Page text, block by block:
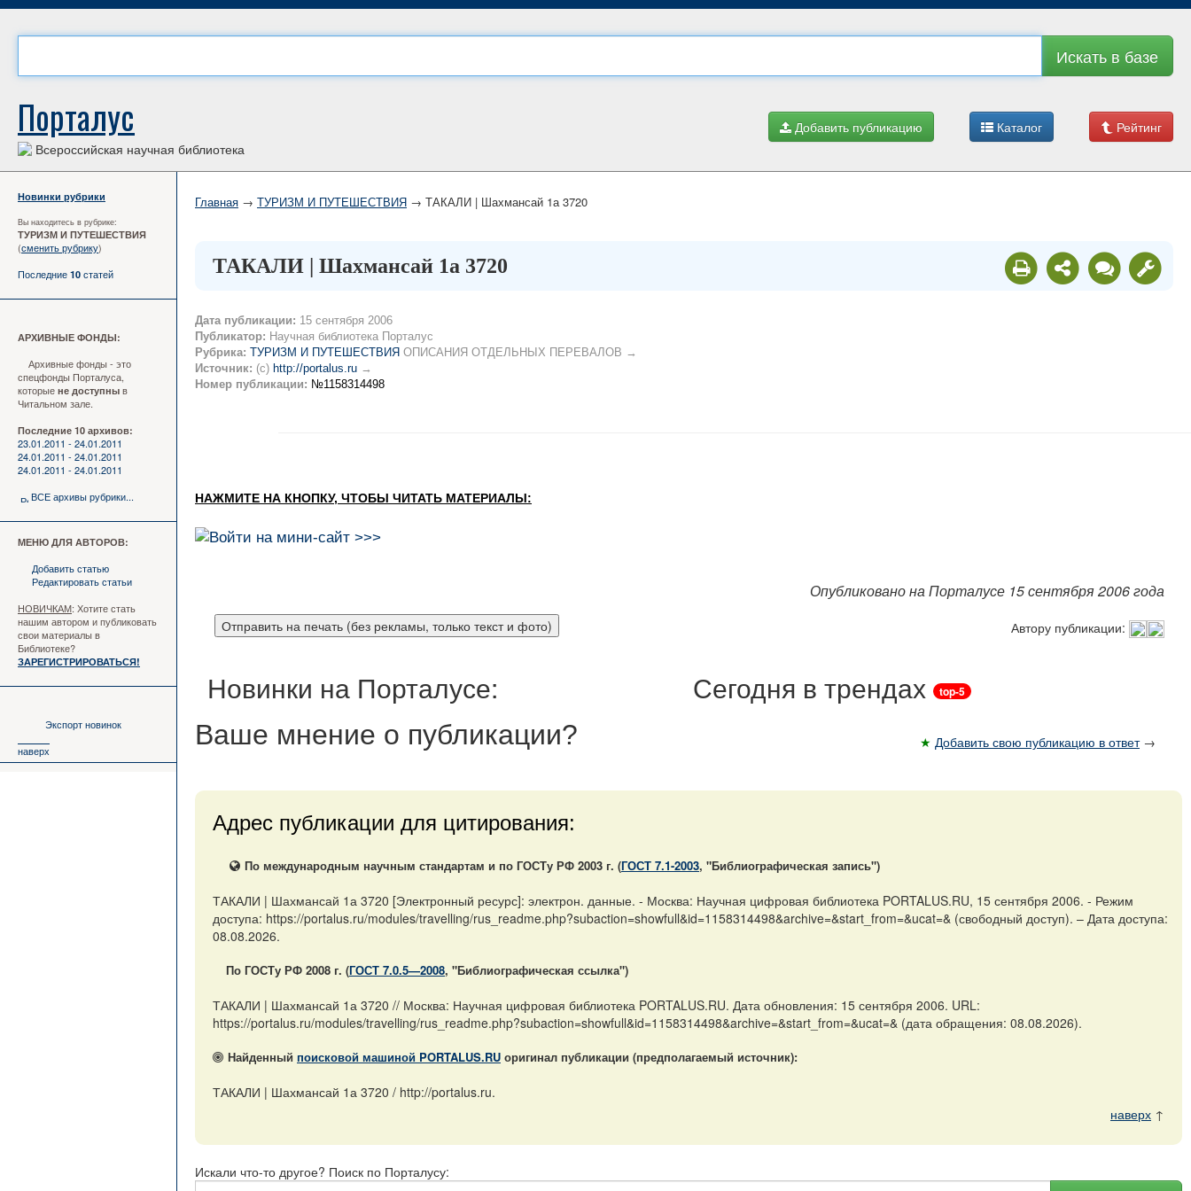
Искать в базе
Рейтинг
Каталог
Добавить публикацию
Порталус
Всероссийская научная библиотека
Новинки рубрики
Вы находитесь в рубрике:
ТУРИЗМ И ПУТЕШЕСТВИЯ
(сменить рубрику)
Последние 10 статей
АРХИВНЫЕ ФОНДЫ:
Архивные фонды - это
спецфонды Порталуса,
которые не доступны в
Читальном зале.
Последние 10 архивов:
23.01.2011 - 24.01.2011
24.01.2011 - 24.01.2011
24.01.2011 - 24.01.2011
ВСЕ архивы рубрики...
МЕНЮ ДЛЯ АВТОРОВ:
Добавить статью
Редактировать статьи
НОВИЧКАМ: Хотите стать
нашим автором и публиковать
свои материалы в
Библиотеке?
ЗАРЕГИСТРИРОВАТЬСЯ!
Экспорт новинок
наверх
Главная → ТУРИЗМ И ПУТЕШЕСТВИЯ → ТАКАЛИ | Шахмансай 1а 3720
ТАКАЛИ | Шахмансай 1а 3720
Дата публикации: 15 сентября 2006
Публикатор: Научная библиотека Порталус
Рубрика: ТУРИЗМ И ПУТЕШЕСТВИЯ ОПИСАНИЯ ОТДЕЛЬНЫХ ПЕРЕВАЛОВ →
Источник: (c) http://portalus.ru →
Номер публикации: №1158314498
НАЖМИТЕ НА КНОПКУ, ЧТОБЫ ЧИТАТЬ МАТЕРИАЛЫ:
Опубликовано на Порталусе 15 сентября 2006 года
Автору публикации:
Новинки на Порталусе: Сегодня в трендах top-5
★ Добавить свою публикацию в ответ→
Ваше мнение о публикации?
Адрес публикации для цитирования:
По международным научным стандартам и по ГОСТу РФ 2003 г. (ГОСТ 7.1-2003, "Библиографическая запись")
ТАКАЛИ | Шахмансай 1а 3720 [Электронный ресурс]: электрон. данные. - Москва: Научная цифровая библиотека PORTALUS.RU, 15 сентября 2006. - Режим
доступа: https://portalus.ru/modules/travelling/rus_readme.php?subaction=showfull&id=1158314498&archive=&start_from=&ucat=& (свободный доступ). – Дата доступа:
08.08.2026.
По ГОСТу РФ 2008 г. (ГОСТ 7.0.5—2008, "Библиографическая ссылка")
ТАКАЛИ | Шахмансай 1а 3720 // Москва: Научная цифровая библиотека PORTALUS.RU. Дата обновления: 15 сентября 2006. URL:
https://portalus.ru/modules/travelling/rus_readme.php?subaction=showfull&id=1158314498&archive=&start_from=&ucat=& (дата обращения: 08.08.2026).
Найденный поисковой машиной PORTALUS.RU оригинал публикации (предполагаемый источник):
ТАКАЛИ | Шахмансай 1а 3720 / http://portalus.ru.
наверх ↑
Искали что-то другое? Поиск по Порталусу: